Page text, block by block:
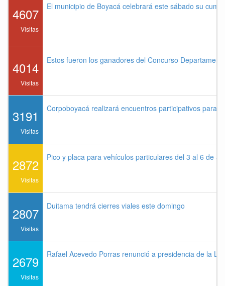
4607
Visitas
El municipio de Boyacá celebrará este sábado su
4014
Visitas
Estos fueron los ganadores del Concurso
3191
Visitas
Corpoboyacá realizará encuentros participativos para
2872
Visitas
Pico y placa para vehículos particulares del 3 al 6 de
2807
Visitas
Duitama tendrá cierres viales este domingo
2679
Visitas
Rafael Acevedo Porras renunció a presidencia de la